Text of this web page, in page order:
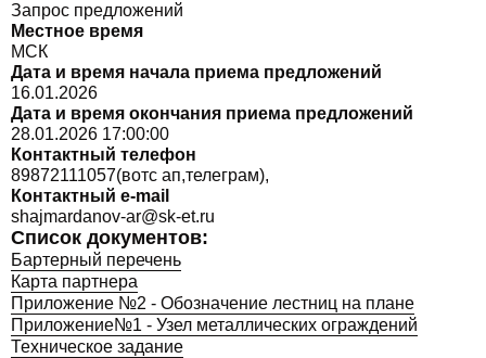
Запрос предложений
Местное время
МСК
Дата и время начала приема предложений
16.01.2026
Дата и время окончания приема предложений
28.01.2026 17:00:00
Контактный телефон
89872111057(вотс ап,телеграм),
Контактный e-mail
shajmardanov-ar@sk-et.ru
Список документов:
Бартерный перечень
Карта партнера
Приложение №2 - Обозначение лестниц на плане
Приложение№1 - Узел металлических ограждений
Техническое задание